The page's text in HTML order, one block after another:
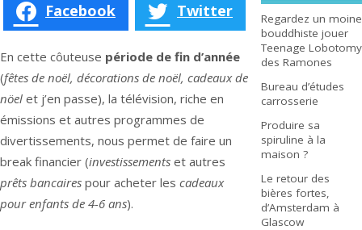
Facebook Twitter
En cette côuteuse période de fin d’année
(fêtes de noël, décorations de noël, cadeaux de
nöel et j’en passe), la télévision, riche en
émissions et autres programmes de
divertissements, nous permet de faire un
break financier (investissements et autres
prêts bancaires pour acheter les cadeaux
pour enfants de 4-6 ans).
Regardez un moine
bouddhiste jouer
Teenage Lobotomy
des Ramones
Bureau d’études
carrosserie
Produire sa
spiruline à la
maison ?
Le retour des
bières fortes,
d’Amsterdam à
Glascow